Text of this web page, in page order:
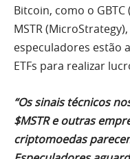
Bitcoin, como o
MSTR
especuladores estão
ETFs para realizar
“Os sinais técnicos
$MSTR e outras
criptomoedas